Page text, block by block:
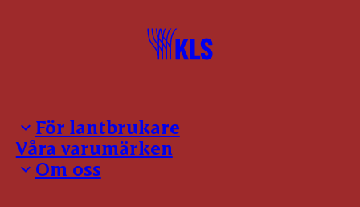
För lantbrukare
Inloggning för leverantörer
Notering
Våra varumärken
Om oss